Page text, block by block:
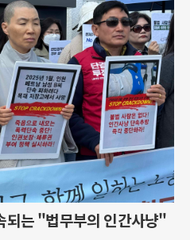
되는 "법무부의 인간사냥"